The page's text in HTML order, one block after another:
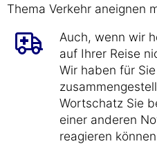
Thema Verkehr aneignen
Auch, wenn wir
auf Ihrer Reise
Wir haben für
Wortschatz Sie
einer anderen
reagieren